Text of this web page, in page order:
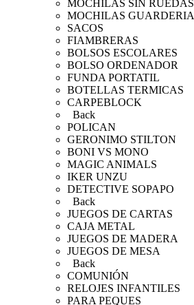
MOCHILAS SIN RUEDAS
MOCHILAS GUARDERIA
SACOS
FIAMBRERAS
BOLSOS ESCOLARES
BOLSO ORDENADOR
FUNDA PORTATIL
BOTELLAS TERMICAS
CARPEBLOCK
Back
POLICAN
GERONIMO STILTON
BONI VS MONO
MAGIC ANIMALS
IKER UNZU
DETECTIVE SOPAPO
Back
JUEGOS DE CARTAS
CAJA METAL
JUEGOS DE MADERA
JUEGOS DE MESA
Back
COMUNIÓN
RELOJES INFANTILES
PARA PEQUES